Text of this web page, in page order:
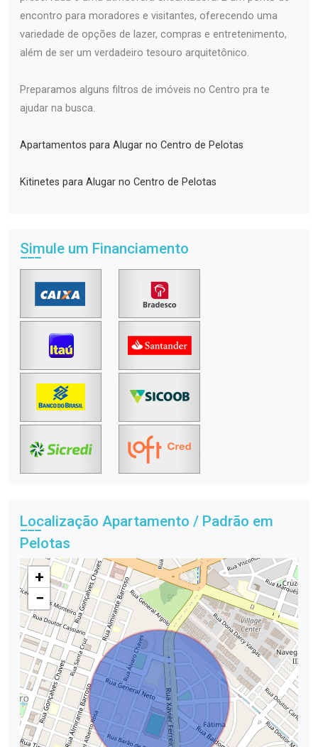
encontro para moradores e visitantes, oferecendo uma
variedade de opções de lazer, compras e entretenimento,
além de ser um verdadeiro tesouro arquitetônico.
Preparamos alguns filtros de imóveis no Centro pra te
ajudar na busca.
Apartamentos para Alugar no Centro de Pelotas
Kitinetes para Alugar no Centro de Pelotas
Simule um Financiamento
Localização Apartamento / Padrão em
Pelotas
+
−